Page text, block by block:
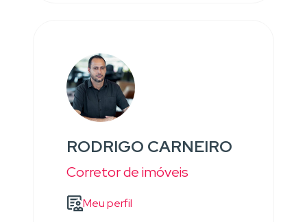
RODRIGO CARNEIRO
Corretor de imóveis
Meu perfil